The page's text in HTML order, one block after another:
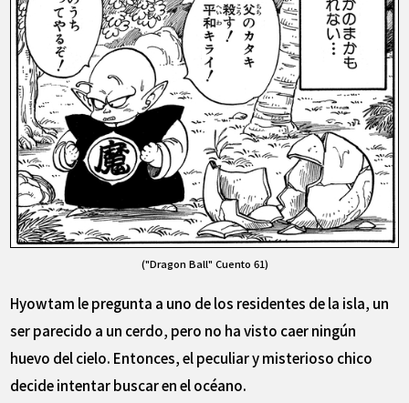
("Dragon Ball" Cuento 61)
Hyowtam le pregunta a uno de los residentes de la isla, un
ser parecido a un cerdo, pero no ha visto caer ningún
huevo del cielo. Entonces, el peculiar y misterioso chico
decide intentar buscar en el océano.